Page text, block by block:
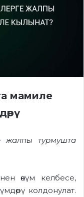
мамиле
жалпы турмушта
өкүм келбесе,
колдонулат.